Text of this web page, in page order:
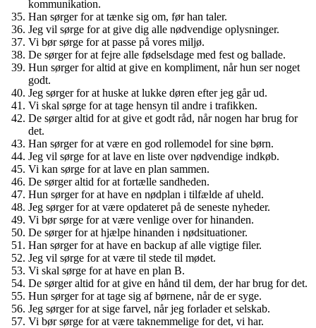
kommunikation.
Han sørger for at tænke sig om, før han taler.
Jeg vil sørge for at give dig alle nødvendige oplysninger.
Vi bør sørge for at passe på vores miljø.
De sørger for at fejre alle fødselsdage med fest og ballade.
Hun sørger for altid at give en kompliment, når hun ser noget
godt.
Jeg sørger for at huske at lukke døren efter jeg går ud.
Vi skal sørge for at tage hensyn til andre i trafikken.
De sørger altid for at give et godt råd, når nogen har brug for
det.
Han sørger for at være en god rollemodel for sine børn.
Jeg vil sørge for at lave en liste over nødvendige indkøb.
Vi kan sørge for at lave en plan sammen.
De sørger altid for at fortælle sandheden.
Hun sørger for at have en nødplan i tilfælde af uheld.
Jeg sørger for at være opdateret på de seneste nyheder.
Vi bør sørge for at være venlige over for hinanden.
De sørger for at hjælpe hinanden i nødsituationer.
Han sørger for at have en backup af alle vigtige filer.
Jeg vil sørge for at være til stede til mødet.
Vi skal sørge for at have en plan B.
De sørger altid for at give en hånd til dem, der har brug for det.
Hun sørger for at tage sig af børnene, når de er syge.
Jeg sørger for at sige farvel, når jeg forlader et selskab.
Vi bør sørge for at være taknemmelige for det, vi har.